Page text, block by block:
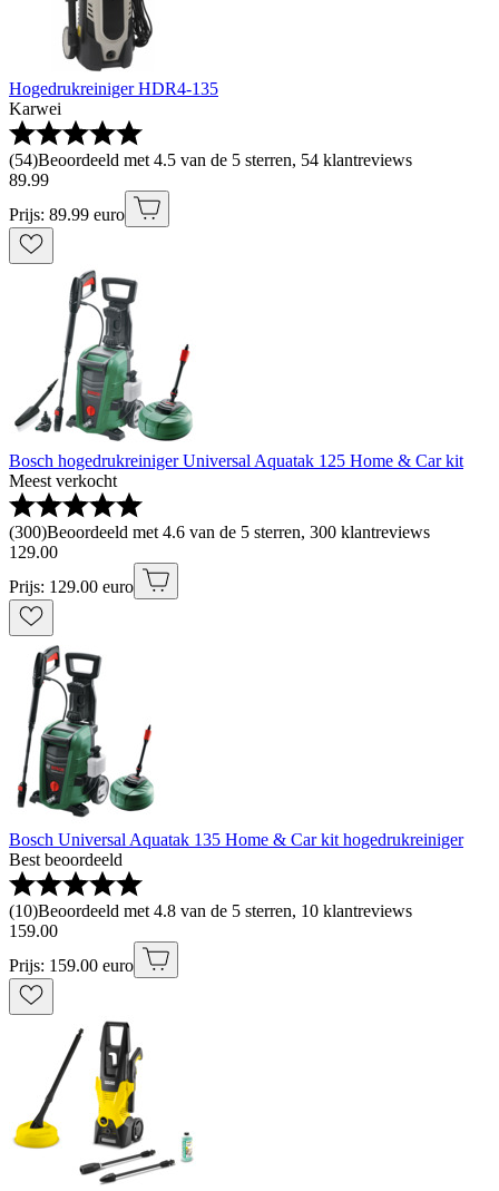
Hogedrukreiniger HDR4-135
Karwei
(54)Beoordeeld met 4.5 van de 5 sterren, 54 klantreviews
89.99
Prijs: 89.99 euro
Bosch hogedrukreiniger Universal Aquatak 125 Home & Car kit
Meest verkocht
(300)Beoordeeld met 4.6 van de 5 sterren, 300 klantreviews
129.00
Prijs: 129.00 euro
Bosch Universal Aquatak 135 Home & Car kit hogedrukreiniger
Best beoordeeld
(10)Beoordeeld met 4.8 van de 5 sterren, 10 klantreviews
159.00
Prijs: 159.00 euro